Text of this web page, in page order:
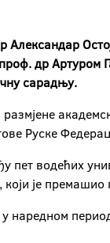
др
сарадњу.
Руске
пет водећих
је премашио
наредном